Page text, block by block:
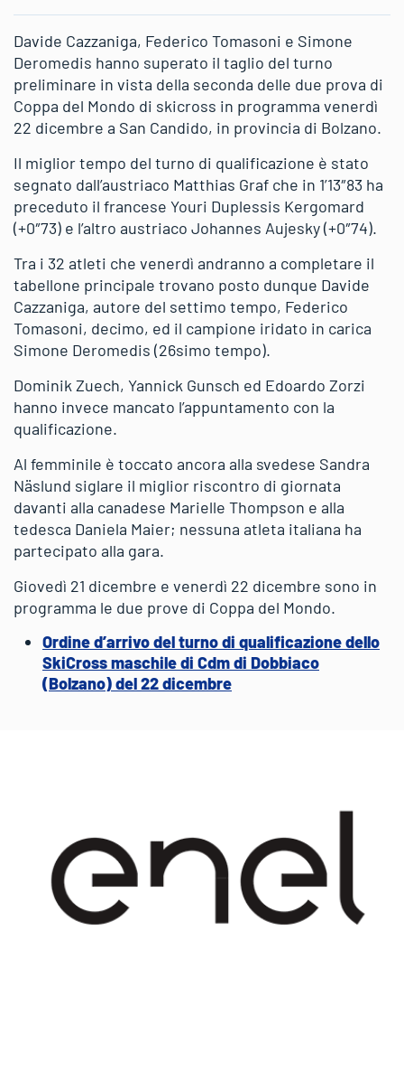
Davide Cazzaniga, Federico Tomasoni e Simone
Deromedis hanno superato il taglio del turno
preliminare in vista della seconda delle due prova di
Coppa del Mondo di skicross in programma venerdì
22 dicembre a San Candido, in provincia di Bolzano.
Il miglior tempo del turno di qualificazione è stato
segnato dall’austriaco Matthias Graf che in 1’13″83 ha
preceduto il francese Youri Duplessis Kergomard
(+0″73) e l’altro austriaco Johannes Aujesky (+0″74).
Tra i 32 atleti che venerdì andranno a completare il
tabellone principale trovano posto dunque Davide
Cazzaniga, autore del settimo tempo, Federico
Tomasoni, decimo, ed il campione iridato in carica
Simone Deromedis (26simo tempo).
Dominik Zuech, Yannick Gunsch ed Edoardo Zorzi
hanno invece mancato l’appuntamento con la
qualificazione.
Al femminile è toccato ancora alla svedese Sandra
Näslund siglare il miglior riscontro di giornata
davanti alla canadese Marielle Thompson e alla
tedesca Daniela Maier; nessuna atleta italiana ha
partecipato alla gara.
Giovedì 21 dicembre e venerdì 22 dicembre sono in
programma le due prove di Coppa del Mondo.
Ordine d’arrivo del turno di qualificazione dello
SkiCross maschile di Cdm di Dobbiaco
(Bolzano) del 22 dicembre